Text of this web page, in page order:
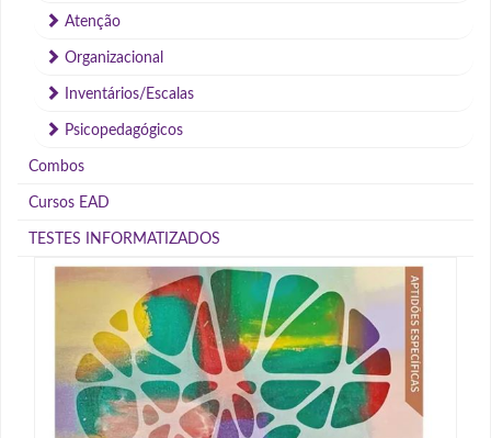
Atenção
Organizacional
Inventários/Escalas
Psicopedagógicos
Combos
Cursos EAD
TESTES INFORMATIZADOS